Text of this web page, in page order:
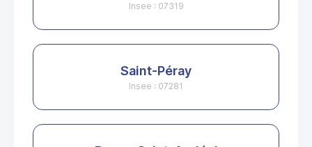
Insee : 07319
Saint-Péray
Insee : 07281